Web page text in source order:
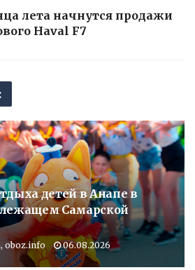
лета начнутся продажи
Haval F7
детей в Анапе в
Самарской
oboz.info 06.08.2026